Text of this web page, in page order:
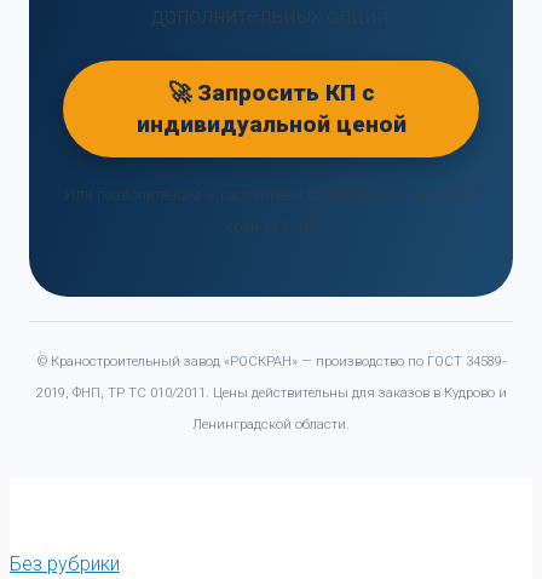
дополнительных опций.
🚀 Запросить КП с
индивидуальной ценой
Или позвоните нам — рассчитаем двухбалочный мостовой
кран за 1 час
© Краностроительный завод «РОСКРАН» — производство по ГОСТ 34589-
2019, ФНП, ТР ТС 010/2011. Цены действительны для заказов в Кудрово и
Ленинградской области.
Без рубрики